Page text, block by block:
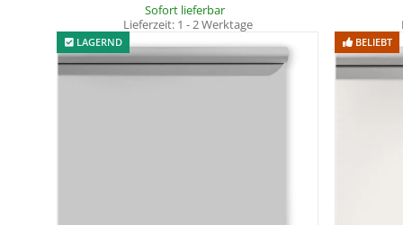
Sofort lieferbar
Lieferzeit: 1 - 2 Werktage
LAGERND BELIEBT